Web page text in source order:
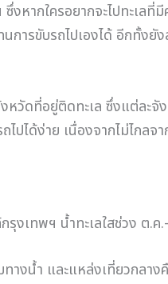
ากใครอยากจะไปทะเล
การขับรถไปเองได้ อีกทั้ง
หวัดที่อยู่ติดทะเล ซึ่งแต่ล
ปได้ง่าย เนื่องจากไม่ไกล
รุงเทพฯ น้ำทะเลใสช่วง ต
างน้ำ และแหล่งเที่ยวกลา